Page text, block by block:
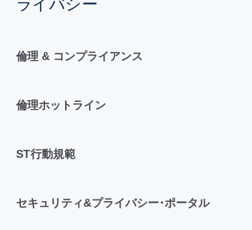
倫理 & コンプライアンス
倫理ホットライン
ST行動規範
セキュリティ&プライバシー･ポータル